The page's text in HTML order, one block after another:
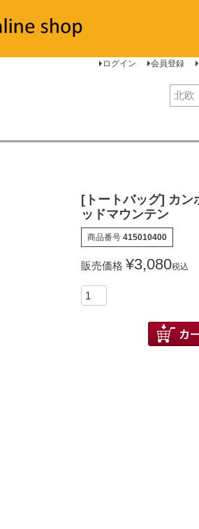
ログイン 会員登録
順 価格が安い順
[トートバッグ] カン
ッドマウンテン
商品番号 415010400
販売価格 ¥3,080税込